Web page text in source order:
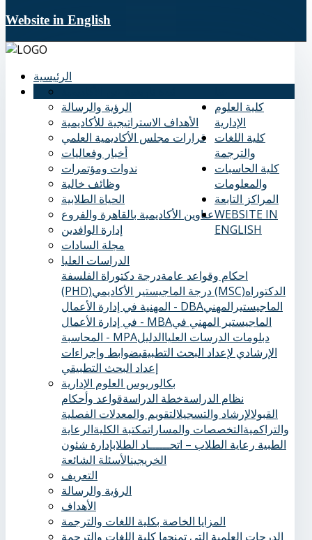
Website in English
الرئيسية
الرؤية والرسالة
الأهداف الاستراتيجية للأكاديمية
قرارات مجلس الأكاديمية العلمي
أخبار وفعاليات
ندوات ومؤتمرات
وظائف خالية
الحياة الطلابية
عناوين الأكاديمية بالقاهرة والفروع
إدارة الوافدين
كلية العلوم
الإدارية
مجلة السادات
الدراسات العليا
احكام وقواعد عامةدرجة دكتوراة الفلسفة
(PHD)
درجة الماجيستير الأكاديمي (MSC)الدكتوراه
المهنية في إدارة الأعمال - DBAالماجيستيرالمهني
في إدارة الأعمال - MBAالماجيستير المهني في
المحاسبة - MPA
دبلومات الدرسات العلياالدليل
الإرشادي لإعداد البحث التطبيقيضوابط وإجراءات
إعداد البحث التطبيقي
بكالوريوس العلوم الإدارية
نظام الدراسةخطة الدراسةقواعد وأحكام
القبولالإرشاد والتسجيلالتقويم والمعدلات الفصلية
والتراكميةالتخصصات والمساراتمكتبة الكليةالرعاية
الطبية ‏ رعاية الطلاب – اتحــــــاد الطلابإدارة شئون
الخريجينالأسئلة الشائعة
كلية اللغات
والترجمة
التعريف
الرؤية والرسالة
الأهداف
المزايا الخاصة بكلية اللغات والترجمة
الدرجات العلمية التي تمنحها كلية اللغات والترجمة
كلية الحاسبات
والمعلومات
المراكز التابعة
WEBSITE IN
ENGLISH